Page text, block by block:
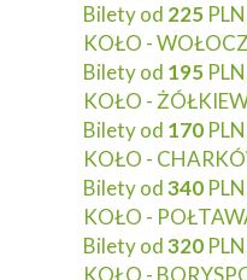
Bilety od 225
KOŁO -
Bilety od 195
KOŁO -
Bilety od 170
KOŁO -
Bilety od340
KOŁO -
Bilety od320
KOŁO -